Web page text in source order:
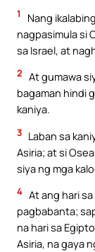
1
Nang
nagpasimula si
sa Israel, at
2 At gumawa
bagaman hindi
kaniya.
3 Laban sa
Asiria; at si
siya ng mga
4 At ang hari
pagbabanta;
na hari sa
Asiria, na gaya